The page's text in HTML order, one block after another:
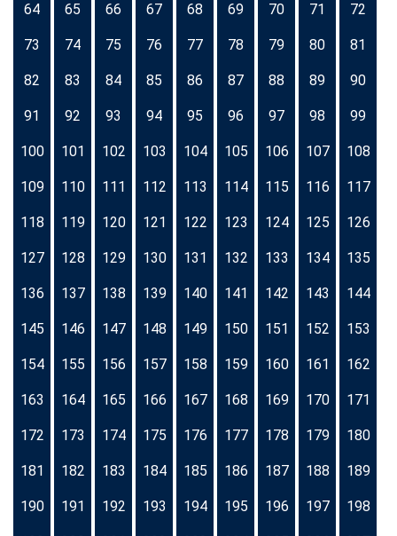
64 65 66 67 68 69 70 71 72
73 74 75 76 77 78 79 80 81
82 83 84 85 86 87 88 89 90
91 92 93 94 95 96 97 98 99
100 101 102 103 104 105 106 107 108
109 110 111 112 113 114 115 116 117
118 119 120 121 122 123 124 125 126
127 128 129 130 131 132 133 134 135
136 137 138 139 140 141 142 143 144
145 146 147 148 149 150 151 152 153
154 155 156 157 158 159 160 161 162
163 164 165 166 167 168 169 170 171
172 173 174 175 176 177 178 179 180
181 182 183 184 185 186 187 188 189
190 191 192 193 194 195 196 197 198